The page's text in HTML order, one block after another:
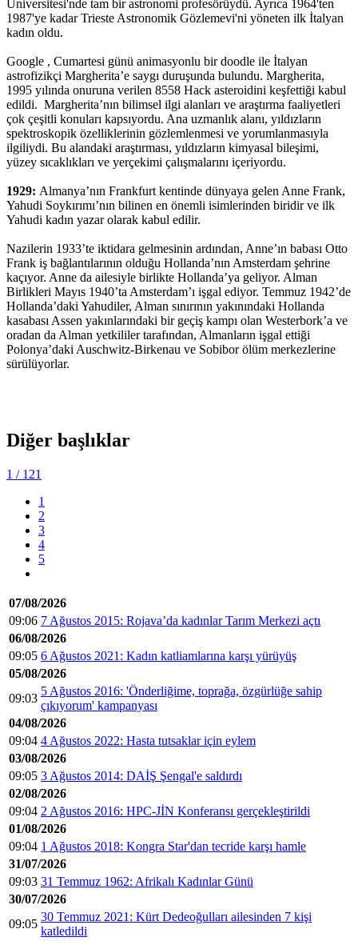
Üniversitesi'nde tam bir astronomi profesörüydü. Ayrıca 1964'ten
1987'ye kadar Trieste Astronomik Gözlemevi'ni yöneten ilk İtalyan
kadın oldu.
Google , Cumartesi günü animasyonlu bir doodle ile İtalyan
astrofizikçi Margherita’e saygı duruşunda bulundu. Margherita,
1995 yılında onuruna verilen 8558 Hack asteroidini keşfettiği kabul
edildi. Margherita’nın bilimsel ilgi alanları ve araştırma faaliyetleri
çok çeşitli konuları kapsıyordu. Ana uzmanlık alanı, yıldızların
spektroskopik özelliklerinin gözlemlenmesi ve yorumlanmasıyla
ilgiliydi. Bu alandaki araştırması, yıldızların kimyasal bileşimi,
yüzey sıcaklıkları ve yerçekimi çalışmalarını içeriyordu.
1929: Almanya’nın Frankfurt kentinde dünyaya gelen Anne Frank,
Yahudi Soykırımı’nın bilinen en önemli isimlerinden biridir ve ilk
Yahudi kadın yazar olarak kabul edilir.
Nazilerin 1933’te iktidara gelmesinin ardından, Anne’ın babası Otto
Frank iş bağlantılarının olduğu Hollanda’nın Amsterdam şehrine
kaçıyor. Anne da ailesiyle birlikte Hollanda’ya geliyor. Alman
Birlikleri Mayıs 1940’ta Amsterdam’ı işgal ediyor. Temmuz 1942’de
Hollanda’daki Yahudiler, Alman sınırının yakınındaki Hollanda
kasabası Assen yakınlarındaki bir geçiş kampı olan Westerbork’a ve
oradan da Alman yetkililer tarafından, Almanların işgal ettiği
Polonya’daki Auschwitz-Birkenau ve Sobibor ölüm merkezlerine
sürülüyorlar.
Diğer başlıklar
1 / 121
1
2
3
4
5
07/08/2026
09:06 7 Ağustos 2015: Rojava’da kadınlar Tarım Merkezi açtı
06/08/2026
09:05 6 Ağustos 2021: Kadın katliamlarına karşı yürüyüş
05/08/2026
09:03
5 Ağustos 2016: 'Önderliğime, toprağa, özgürlüğe sahip
çıkıyorum' kampanyası
04/08/2026
09:04 4 Ağustos 2022: Hasta tutsaklar için eylem
03/08/2026
09:05 3 Ağustos 2014: DAİŞ Şengal'e saldırdı
02/08/2026
09:04 2 Ağustos 2016: HPC-JİN Konferansı gerçekleştirildi
01/08/2026
09:04 1 Ağustos 2018: Kongra Star'dan tecride karşı hamle
31/07/2026
09:03 31 Temmuz 1962: Afrikalı Kadınlar Günü
30/07/2026
09:05
30 Temmuz 2021: Kürt Dedeoğulları ailesinden 7 kişi
katledildi